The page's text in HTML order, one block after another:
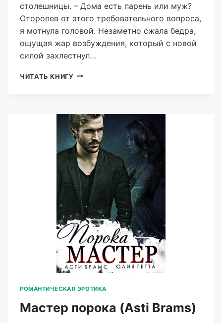
столешницы. – Дома есть парень или муж?
Оторопев от этого требовательного вопроса,
я мотнула головой. Незаметно сжала бедра,
ощущая жар возбуждения, который с новой
силой захлестнул…
ЧИТАТЬ КНИГУ СТРАСТЬ
РОМАНТИЧЕСКАЯ ЭРОТИКА
Мастер порока (Asti Brams)